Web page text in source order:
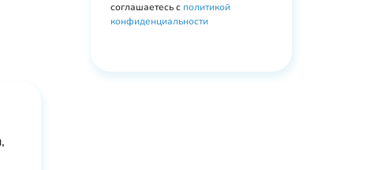
соглашаетесь с политикой
конфиденциальности